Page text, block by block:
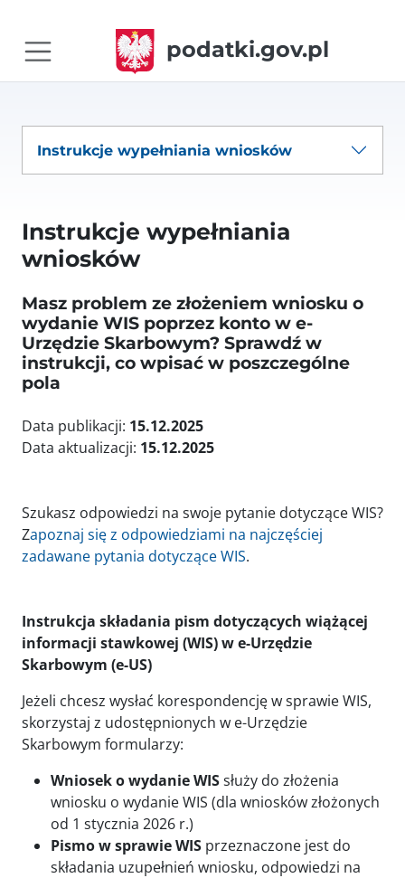
podatki.gov.pl
Instrukcje wypełniania wniosków
Instrukcje wypełniania
wniosków
Masz problem ze złożeniem wniosku o
wydanie WIS poprzez konto w e-
Urzędzie Skarbowym? Sprawdź w
instrukcji, co wpisać w poszczególne
pola
Data publikacji: 15.12.2025
Data aktualizacji: 15.12.2025
Szukasz odpowiedzi na swoje pytanie dotyczące WIS?
Zapoznaj się z odpowiedziami na najczęściej
zadawane pytania dotyczące WIS.
Instrukcja składania pism dotyczących wiążącej
informacji stawkowej (WIS) w e-Urzędzie
Skarbowym (e-US)
Jeżeli chcesz wysłać korespondencję w sprawie WIS,
skorzystaj z udostępnionych w e-Urzędzie
Skarbowym formularzy:
Wniosek o wydanie WISsłuży do złożenia
wniosku o wydanie WIS (dla wniosków złożonych
od 1 stycznia 2026 r.)
Pismo w sprawie WIS przeznaczone jest do
składania uzupełnień wniosku, odpowiedzi na